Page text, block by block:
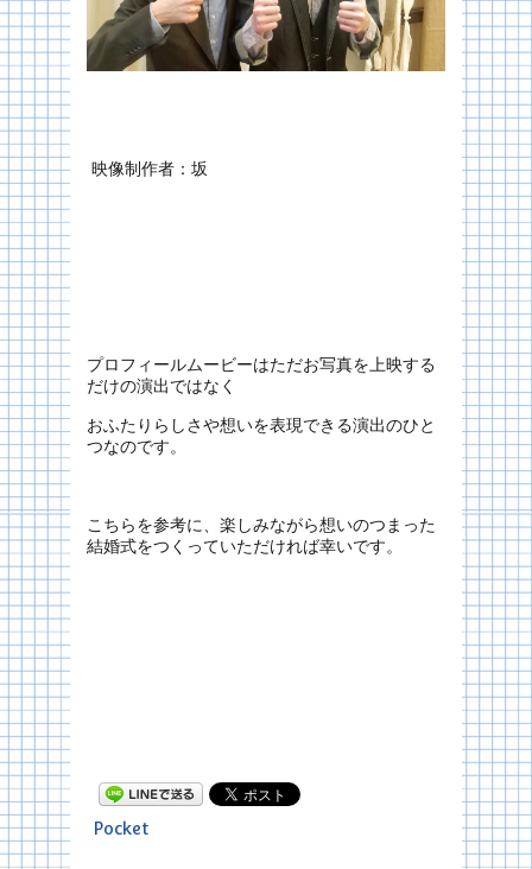
映像制作者：坂
プロフィールムービーはただお写真を上映する
だけの演出ではなく
おふたりらしさや想いを表現できる演出のひと
つなのです。
こちらを参考に、楽しみながら想いのつまった
結婚式をつくっていただければ幸いです。
Pocket